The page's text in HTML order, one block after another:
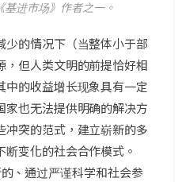
进市场》作者之一。
少的情况下（当整体小于部
但人类文明的前提恰好相
中的收益增长现象具有一定
家也无法提供明确的解决方
突的范式，建立崭新的多
变化的社会合作模式。
、通过严谨科学和社会参